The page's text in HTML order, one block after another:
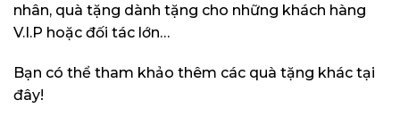
nhân, quà tặng dành tặng cho những khách hàng
V.I.P hoặc đối tác lớn…
Bạn có thể tham khảo thêm các quà tặng khác tại
đây!